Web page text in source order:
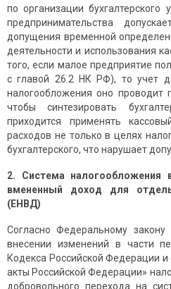
по организации бухгалтерского
предпринимательства
допущения временной
деятельности и использования
того, если малое предприятие
с главой 26.2 НК РФ), то учет
налогообложения оно проводит
чтобы синтезировать
приходится применять
расходов не только в целях
бухгалтерского, что нарушает
2. Система налогообложения
вмененный доход для
(ЕНВД)
Согласно Федеральному
внесении изменений в части
Кодекса Российской Федерации
акты Российской Федерации»
добровольного перехода на